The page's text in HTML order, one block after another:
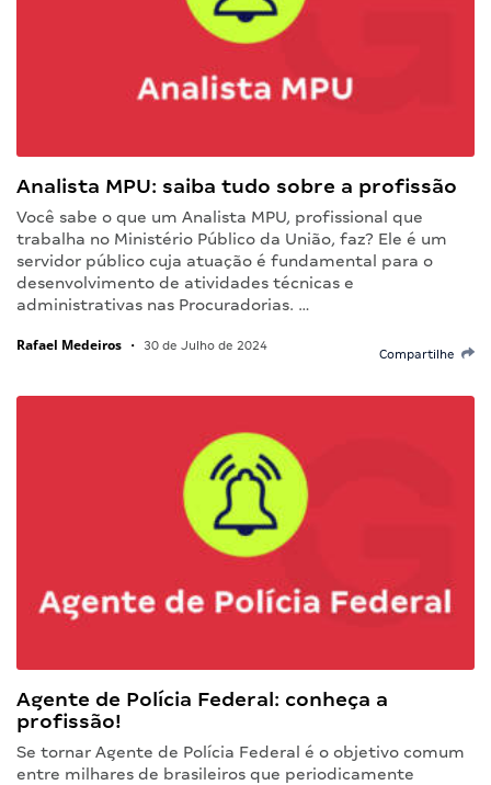
Analista MPU: saiba tudo sobre a profissão
Você sabe o que um Analista MPU, profissional que
trabalha no Ministério Público da União, faz? Ele é um
servidor público cuja atuação é fundamental para o
desenvolvimento de atividades técnicas e
administrativas nas Procuradorias. …
Rafael Medeiros • 30 de Julho de 2024
Compartilhe
Agente de Polícia Federal: conheça a
profissão!
Se tornar Agente de Polícia Federal é o objetivo comum
entre milhares de brasileiros que periodicamente